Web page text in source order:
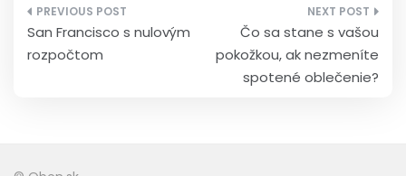
Navigace
pro
San Francisco s nulovým
rozpočtom
Čo sa stane s vašou
pokožkou, ak nezmeníte
spotené oblečenie?